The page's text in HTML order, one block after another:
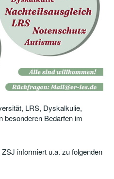
LRS, Dyskalkulie,
besonderen Bedarfen im
informiert u.a. zu folgenden